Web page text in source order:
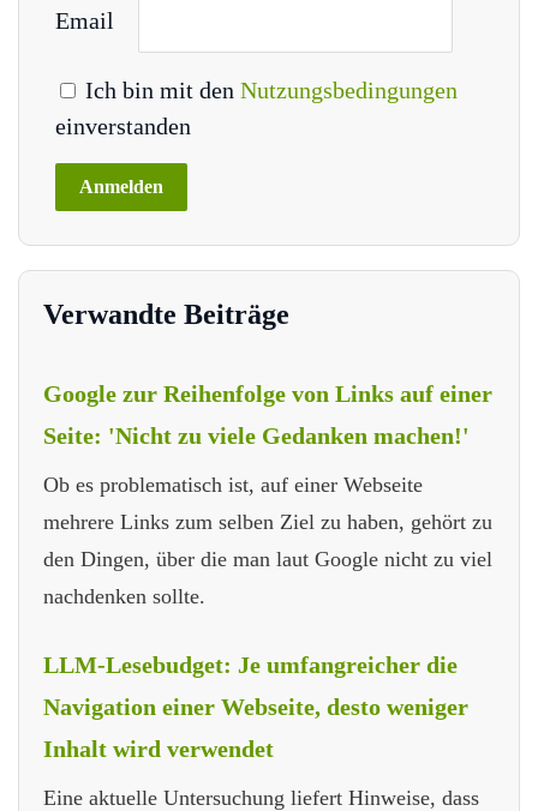
Email
Ich bin mit den Nutzungsbedingungen
einverstanden
Verwandte Beiträge
Google zur Reihenfolge von Links auf einer
Seite: 'Nicht zu viele Gedanken machen!'
Ob es problematisch ist, auf einer Webseite
mehrere Links zum selben Ziel zu haben, gehört zu
den Dingen, über die man laut Google nicht zu viel
nachdenken sollte.
LLM-Lesebudget: Je umfangreicher die
Navigation einer Webseite, desto weniger
Inhalt wird verwendet
Eine aktuelle Untersuchung liefert Hinweise, dass